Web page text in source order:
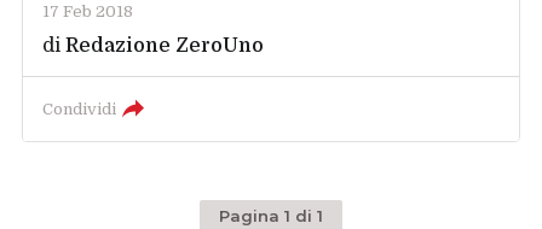
17 Feb 2018
diRedazione ZeroUno
Condividi
Pagina 1 di 1